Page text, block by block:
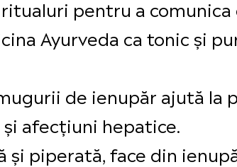
pentru a
Ayurveda ca tonic și
de ienupăr ajută la
afecțiuni hepatice.
și piperată, face din